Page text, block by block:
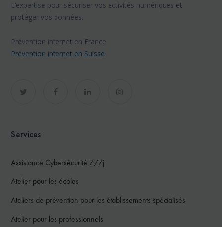
L’expertise pour sécuriser vos activités numériques et
protéger vos données.
Prévention internet en France
Prévention internet en Suisse
Services
Assistance Cybersécurité 7/7j
Atelier pour les écoles
Ateliers de prévention pour les établissements spécialisés
Atelier pour les professionnels